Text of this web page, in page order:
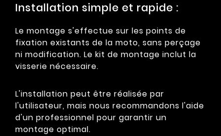
Installation simple et rapide :
Le montage s'effectue sur les points de
fixation existants de la moto, sans perçage
ni modification. Le kit de montage inclut la
visserie nécessaire.
L'installation peut être réalisée par
l'utilisateur, mais nous recommandons l'aide
d'un professionnel pour garantir un
montage optimal.